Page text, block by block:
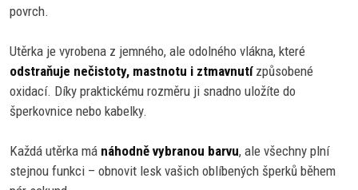
povrch.
Utěrka je vyrobena z jemného, ale odolného vlákna, které
odstraňuje nečistoty, mastnotu i ztmavnutízpůsobené
oxidací. Díky praktickému rozměru ji snadno uložíte do
šperkovnice nebo kabelky.
Každá utěrka má náhodně vybranou barvu, ale všechny plní
stejnou funkci – obnovit lesk vašich oblíbených šperků během